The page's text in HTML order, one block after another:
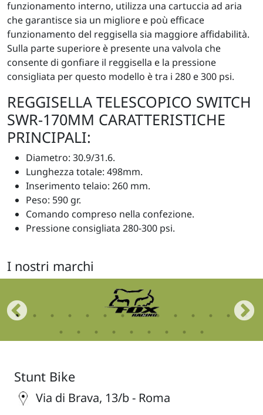
funzionamento interno, utilizza una cartuccia ad aria
che garantisce sia un migliore e poù efficace
funzionamento del reggisella sia maggiore affidabilità.
Sulla parte superiore è presente una valvola che
consente di gonfiare il reggisella e la pressione
consigliata per questo modello è tra i 280 e 300 psi.
REGGISELLA TELESCOPICO SWITCH
SWR-170MM CARATTERISTICHE
PRINCIPALI:
Diametro: 30.9/31.6.
Lunghezza totale: 498mm.
Inserimento telaio: 260 mm.
Peso: 590 gr.
Comando compreso nella confezione.
Pressione consigliata 280-300 psi.
I nostri marchi
Stunt Bike
Via di Brava, 13/b - Roma